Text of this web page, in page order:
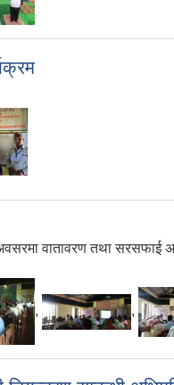
वातावरण तथा सरसफाई
, ,